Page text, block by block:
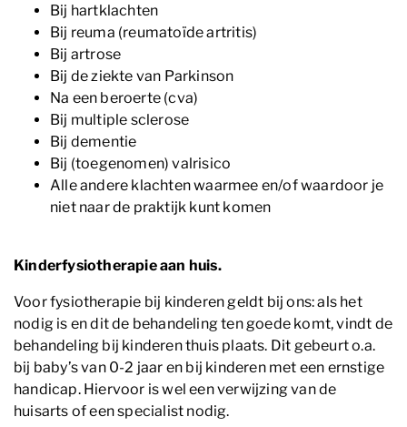
Bij hartklachten
Bij reuma (reumatoïde artritis)
Bij artrose
Bij de ziekte van Parkinson
Na een beroerte (cva)
Bij multiple sclerose
Bij dementie
Bij (toegenomen) valrisico
Alle andere klachten waarmee en/of waardoor je
niet naar de praktijk kunt komen
Kinderfysiotherapie aan huis.
Voor fysiotherapie bij kinderen geldt bij ons: als het
nodig is en dit de behandeling ten goede komt, vindt de
behandeling bij kinderen thuis plaats. Dit gebeurt o.a.
bij baby’s van 0-2 jaar en bij kinderen met een ernstige
handicap. Hiervoor is wel een verwijzing van de
huisarts of een specialist nodig.